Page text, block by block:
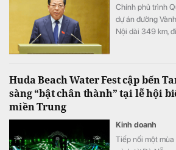
Chính phủ trình
dự án đường
Nội dài 349 km,
vùng.
Huda Beach Water Fest cập bến
sàng “bật chân thành” tại lễ hội
miền Trung
Kinh doanh
Tiếp nối một